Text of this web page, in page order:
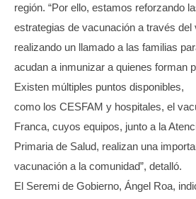
región. “Por ello, estamos reforzando
estrategias de vacunación a través
realizando un llamado a las familias
acudan a inmunizar a quienes forman
Existen múltiples puntos disponibles,
como los CESFAM y hospitales, el
Franca, cuyos equipos, junto a la
Primaria de Salud, realizan una
vacunación a la comunidad”, detalló.
El Seremi de Gobierno, Ángel Roa,